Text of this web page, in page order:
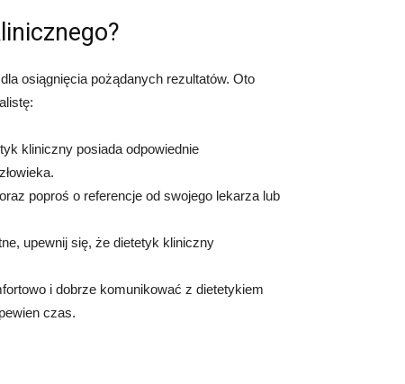
osiągnięcia pożądanych rezultatów. Oto
kliniczny posiada odpowiednie
poproś o referencje od swojego lekarza lub
upewnij się, że dietetyk kliniczny
i dobrze komunikować z dietetykiem
czas.